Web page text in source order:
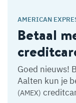
AMERICAN
Betaal
Goed nieuws!
Aalten kun je
(AMEX)